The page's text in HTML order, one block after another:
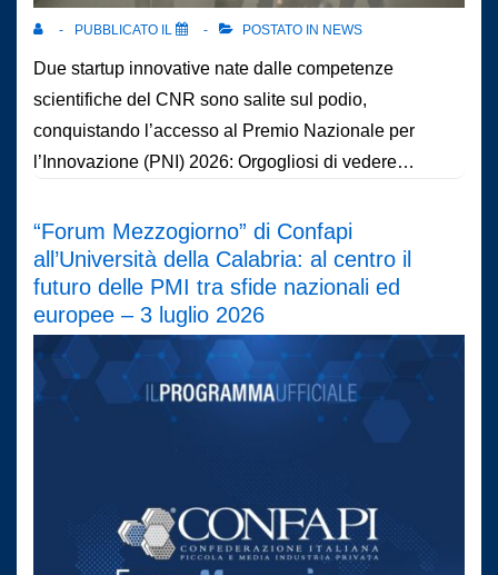
PUBBLICATO IL POSTATO IN NEWS
Due startup innovative nate dalle competenze
scientifiche del CNR sono salite sul podio,
conquistando l’accesso al Premio Nazionale per
l’Innovazione (PNI) 2026: Orgogliosi di vedere…
“Forum Mezzogiorno” di Confapi
all’Università della Calabria: al centro il
futuro delle PMI tra sfide nazionali ed
europee – 3 luglio 2026